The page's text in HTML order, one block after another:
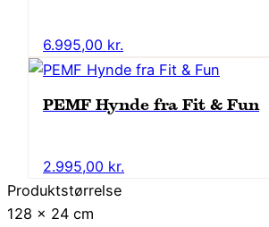
6.995,00 kr.
PEMF Hynde fra Fit & Fun
2.995,00 kr.
Produktstørrelse
128 × 24 cm